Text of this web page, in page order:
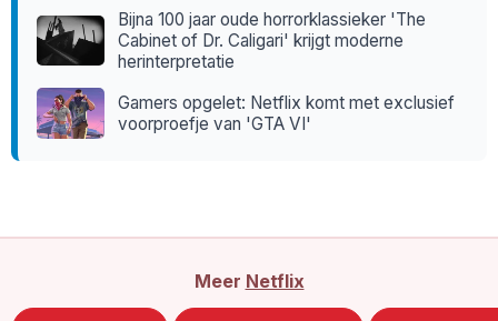
Bijna 100 jaar oude horrorklassieker 'The
Cabinet of Dr. Caligari' krijgt moderne
herinterpretatie
Gamers opgelet: Netflix komt met exclusief
voorproefje van 'GTA VI'
Meer Netflix